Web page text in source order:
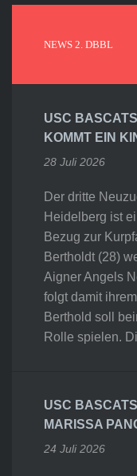
NEWS 2. DBBL
USC
KOMMT EIN
28 Juli 2026
Der dritte
Heidelberg ist
Bezug zur
Bertholdt (28)
Aigner Angels
folgt damit
Berthold soll
Rolle spielen.
USC
MARISSA
24 Juli 2026